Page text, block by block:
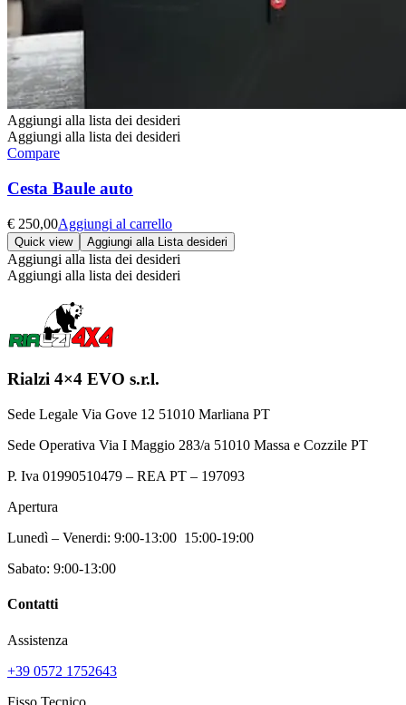
Aggiungi alla lista dei desideri
Aggiungi alla lista dei desideri
Compare
Cesta Baule auto
€ 250,00Aggiungi al carrello
Quick view Aggiungi alla Lista desideri
Aggiungi alla lista dei desideri
Aggiungi alla lista dei desideri
Rialzi 4×4 EVO s.r.l.
Sede Legale Via Gove 12 51010 Marliana PT
Sede Operativa Via I Maggio 283/a 51010 Massa e Cozzile PT
P. Iva 01990510479 – REA PT – 197093
Apertura
Lunedì – Venerdi: 9:00-13:00 15:00-19:00
Sabato: 9:00-13:00
Contatti
Assistenza
+39 0572 1752643
Fisso Tecnico